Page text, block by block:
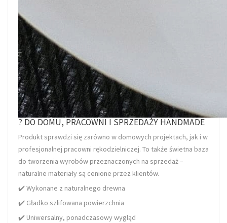
? DO DOMU, PRACOWNI I SPRZEDAŻY HANDMADE
Produkt sprawdzi się zarówno w domowych projektach, jak i w
profesjonalnej pracowni rękodzielniczej. To także świetna baza
do tworzenia wyrobów przeznaczonych na sprzedaż –
naturalne materiały są cenione przez klientów.
✔️ Wykonane z naturalnego drewna
✔️ Gładko szlifowana powierzchnia
✔️ Uniwersalny, ponadczasowy wygląd